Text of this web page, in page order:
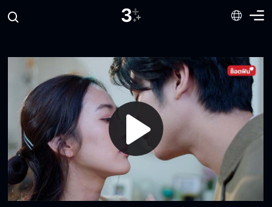
Play
Video
คุณไม่เห็นแก่ตัวไปหน่อยเหรอ
ด่าแบบนี้อีกสิ ฉันชอบ
ถ้าคิดว่ามันอร่อย มันก็ต้องอร่อย